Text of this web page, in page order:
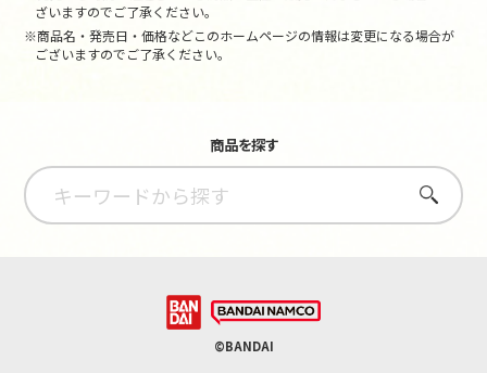
ざいますのでご了承ください。
※商品名・発売日・価格などこのホームページの情報は変更になる場合が
ございますのでご了承ください。
商品を探す
さがす
©BANDAI